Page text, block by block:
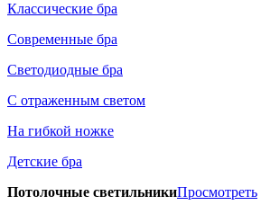
Классические бра
Современные бра
Светодиодные бра
С отраженным светом
На гибкой ножке
Детские бра
Потолочные светильникиПросмотреть